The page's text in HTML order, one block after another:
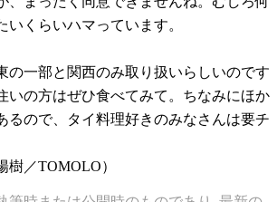
いくらいハマっています。
の一部と関西のみ取り扱いらしいのです
いの方はぜひ食べてみて。ちなみにほか
るので、タイ料理好きのみなさんは要チ
樹／TOMOLO）